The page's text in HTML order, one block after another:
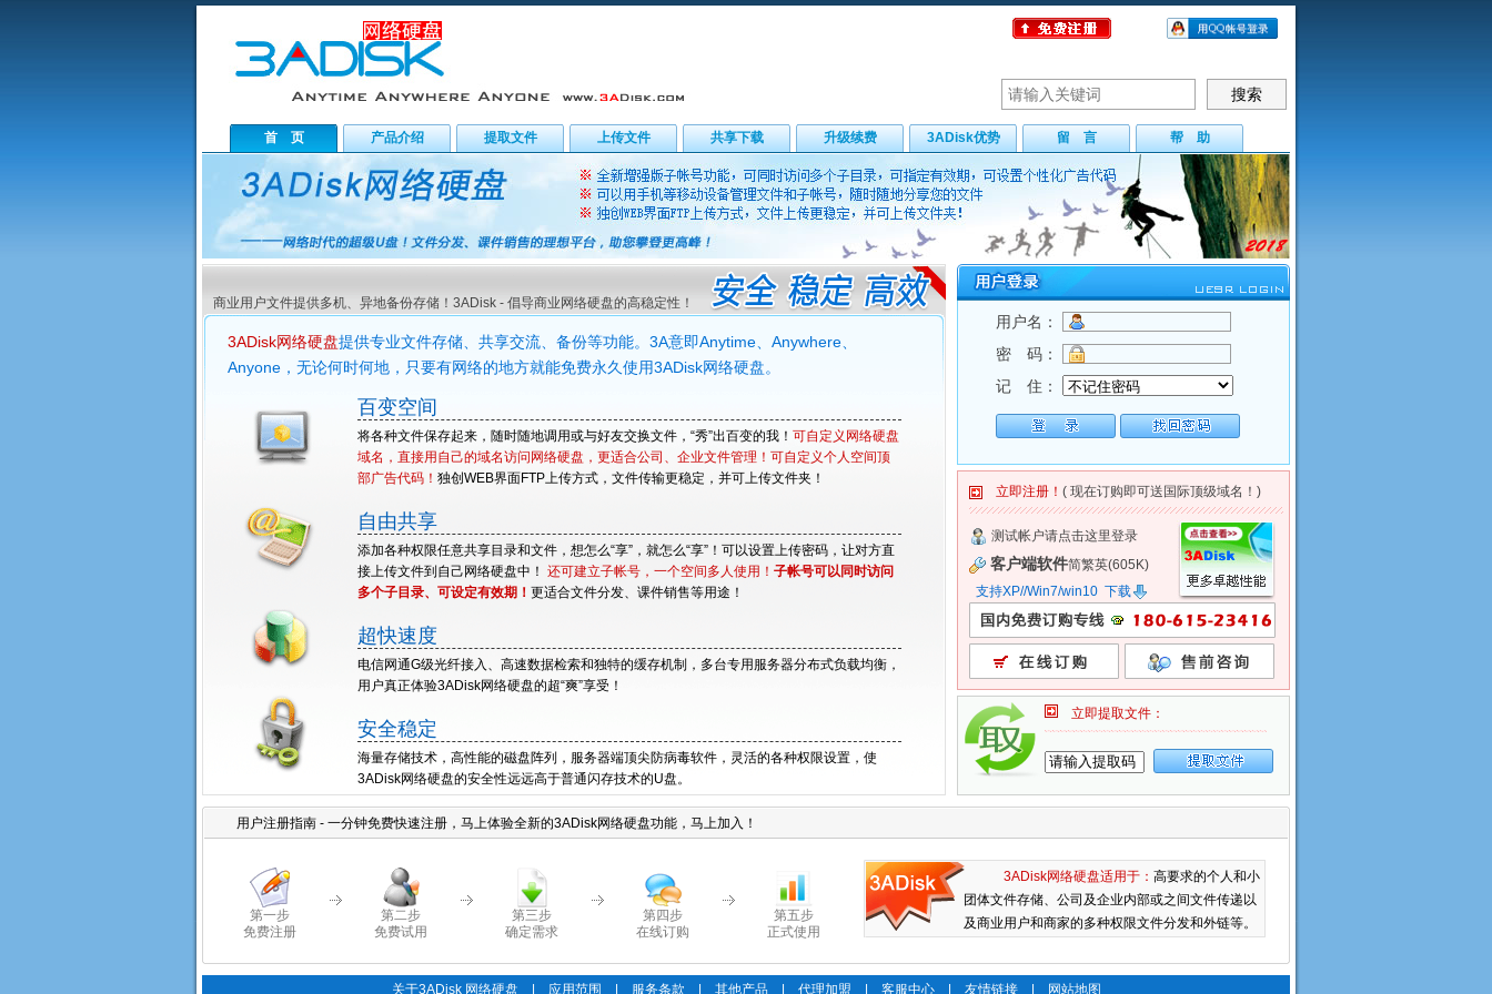
首 页 产品介绍 提取文件 上传文件 共享下载 升级续费 3ADisk优势 留 言 帮 助
商业用户文件提供多机、异地备份存储！3ADisk - 倡导商业网络硬盘的高稳定性！
3ADisk网络硬盘提供专业文件存储、共享交流、备份等功能。3A意即Anytime、Anywhere、
Anyone，无论何时何地，只要有网络的地方就能免费永久使用3ADisk网络硬盘。
百变空间
将各种文件保存起来，随时随地调用或与好友交换文件，“秀”出百变的我！ 可自定义网络硬盘
域名，直接用自己的域名访问网络硬盘，更适合公司、企业文件管理！可自定义个人空间顶
部广告代码！ 独创WEB界面FTP上传方式，文件传输更稳定，并可上传文件夹！
自由共享
添加各种权限任意共享目录和文件，想怎么“享”，就怎么“享”！可以设置上传密码，让对方直
接上传文件到自己网络硬盘中！ 还可建立子帐号，一个空间多人使用！ 子帐号可以同时访问
多个子目录、可设定有效期！ 更适合文件分发、课件销售等用途！
超快速度
电信网通G级光纤接入、高速数据检索和独特的缓存机制，多台专用服务器分布式负载均衡，
用户真正体验3ADisk网络硬盘的超“爽”享受！
安全稳定
海量存储技术，高性能的磁盘阵列，服务器端顶尖防病毒软件，灵活的各种权限设置，使
3ADisk网络硬盘的安全性远远高于普通闪存技术的U盘。
用户名：
密 码：
记 住：
立即注册！ ( 现在订购即可送国际顶级域名！)
测试帐户请点击这里登录
客户端软件简繁英(605K)
支持XP//Win7/win10 下载
立即提取文件：
用户注册指南 - 一分钟免费快速注册，马上体验全新的3ADisk网络硬盘功能， 马上加入！
第一步
免费注册
第二步
免费试用
第三步
确定需求
第四步
在线订购
第五步
正式使用
3ADisk网络硬盘适用于： 高要求的个人和小
团体文件存储、公司及企业内部或之间文件传递以
及商业用户和商家的多种权限文件分发和外链等。
关于3ADisk 网络硬盘 应用范围 服务条款 其他产品| 代理加盟 客服中心| 友情链接| 网站地图